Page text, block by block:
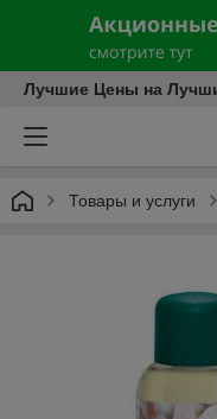
Лучшие Цены на
Товары и услуги